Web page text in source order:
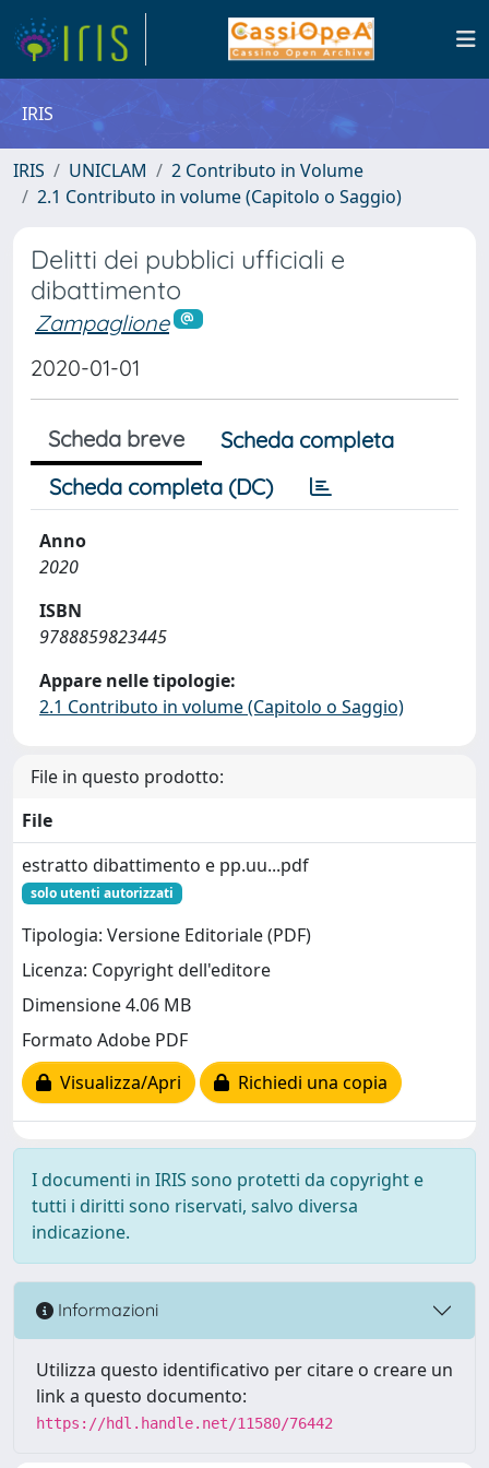
IRIS
IRIS UNICLAM
2 Contributo in Volume
2.1 Contributo in volume (Capitolo o Saggio)
Delitti dei pubblici ufficiali e
dibattimento
Zampaglione
2020-01-01
Scheda breve
Scheda completa
Scheda completa (DC)
Anno
2020
ISBN
9788859823445
Appare nelle tipologie:
2.1 Contributo in volume (Capitolo o Saggio)
File in questo prodotto:
File
estratto dibattimento e pp.uu...pdf
solo utenti autorizzati
Tipologia: Versione Editoriale (PDF)
Licenza: Copyright dell'editore
Dimensione 4.06 MB
Formato Adobe PDF
Visualizza/Apri
Richiedi una copia
I documenti in IRIS sono protetti da copyright e
tutti i diritti sono riservati, salvo diversa
indicazione.
Informazioni
Utilizza questo identificativo per citare o creare un
link a questo documento:
https://hdl.handle.net/11580/76442